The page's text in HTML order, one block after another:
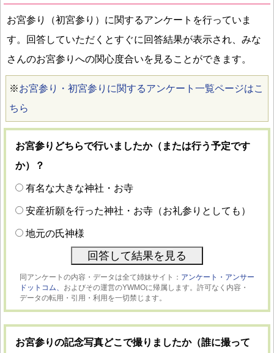
お宮参り（初宮参り）に関するアンケートを行っていま
す。回答していただくとすぐに回答結果が表示され、みな
さんのお宮参りへの関心度合いを見ることができます。
※お宮参り・初宮参りに関するアンケート一覧ページはこ
ちら
お宮参りどちらで行いましたか（または行う予定です
か）？
有名な大きな神社・お寺
安産祈願を行った神社・お寺（お礼参りとしても）
地元の氏神様
同アンケートの内容・データは全て姉妹サイト： アンケート・アンサー
ドットコム、 およびその運営のYWMOに帰属します。許可なく内容・
データの転用・引用・利用を一切禁じます。
お宮参りの記念写真どこで撮りましたか（誰に撮って